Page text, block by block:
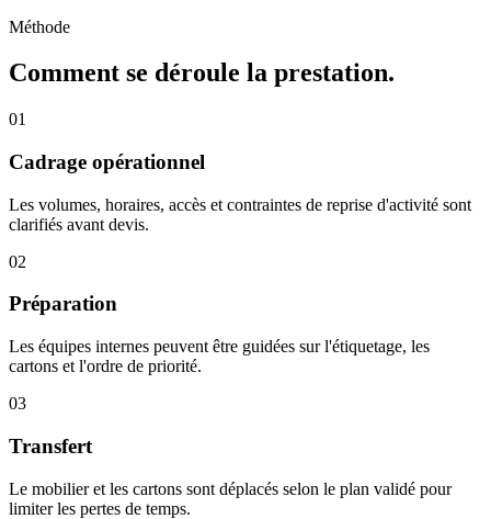
Méthode
Comment se déroule la prestation.
01
Cadrage opérationnel
Les volumes, horaires, accès et contraintes de reprise d'activité sont
clarifiés avant devis.
02
Préparation
Les équipes internes peuvent être guidées sur l'étiquetage, les
cartons et l'ordre de priorité.
03
Transfert
Le mobilier et les cartons sont déplacés selon le plan validé pour
limiter les pertes de temps.